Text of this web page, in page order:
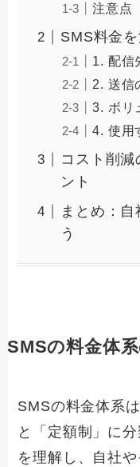
注意点
SMS料金
1. 配信
2. 送信
3. ボリ
4. 使用
コスト削減
ント
まとめ：
う
SMSの料金体
SMSの料金体系
と「定額制」に
を理解し、自社